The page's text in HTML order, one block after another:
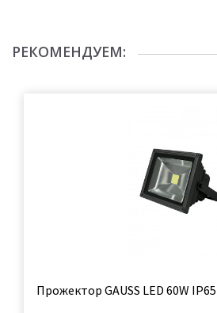
РЕКОМЕНДУЕМ:
Прожектор GAUSS LED 60W